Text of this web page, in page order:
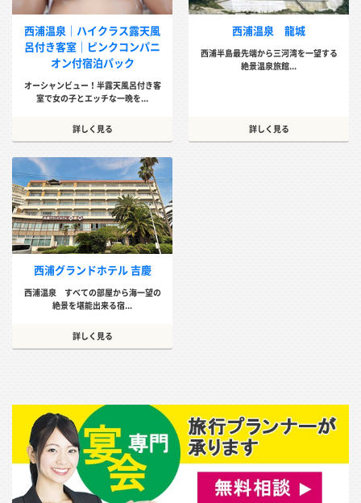
西浦温泉｜ハイクラス露天風
呂付き客室｜ピンクコンパニ
オン付宿泊パック
オーシャンビュー！半露天風呂付き客
室で女の子とエッチな一晩を...
詳しく見る
西浦温泉 龍城
西浦半島最先端から三河湾を一望する
絶景温泉旅館...
詳しく見る
西浦グランドホテル 吉慶
西浦温泉 すべての部屋から海一望の
絶景を堪能出来る宿...
詳しく見る